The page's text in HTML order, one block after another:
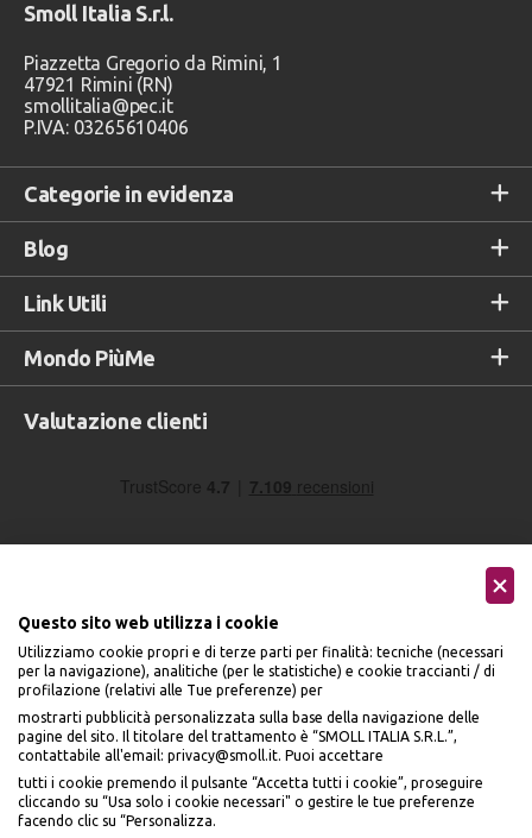
Categorie in evidenza
Blog
Link Utili
Mondo PiùMe
Smoll Italia S.r.l.
Piazzetta Gregorio da Rimini, 1
47921 Rimini (RN)
smollitalia@pec.it
P.IVA: 03265610406
Valutazione clienti
Accettiamo
Seguici sui social
Questo sito web utilizza i cookie
Utilizziamo cookie propri e di terze parti per finalità: tecniche (necessari
per la navigazione), analitiche (per le statistiche) e cookie traccianti / di
profilazione (relativi alle Tue preferenze) per
mostrarti pubblicità personalizzata sulla base della navigazione delle
pagine del sito. Il titolare del trattamento è “SMOLL ITALIA S.R.L.”,
contattabile all'email: privacy@smoll.it. Puoi accettare
tutti i cookie premendo il pulsante “Accetta tutti i cookie”, proseguire
cliccando su “Usa solo i cookie necessari" o gestire le tue preferenze
facendo clic su “Personalizza.